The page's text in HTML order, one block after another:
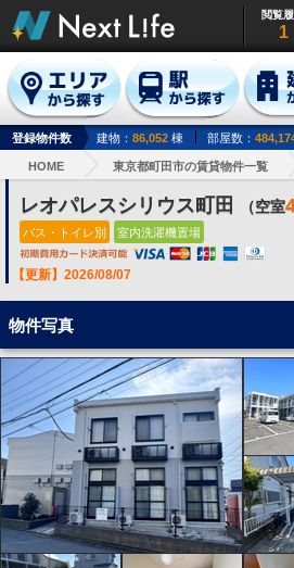
閲覧
1
登録物件数 建物： 86,052 棟 部屋数：
HOME 東京都町田市の賃貸物件一覧
レオパレスシリウス町田 （空室
バス・トイレ別 室内洗濯機置場
【更新】2026/08/07
物件写真